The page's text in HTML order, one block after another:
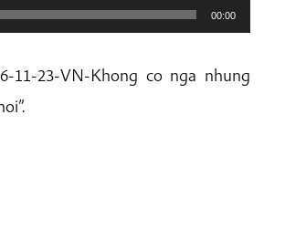
00:00
11-23-VN-Khong co nga nhung